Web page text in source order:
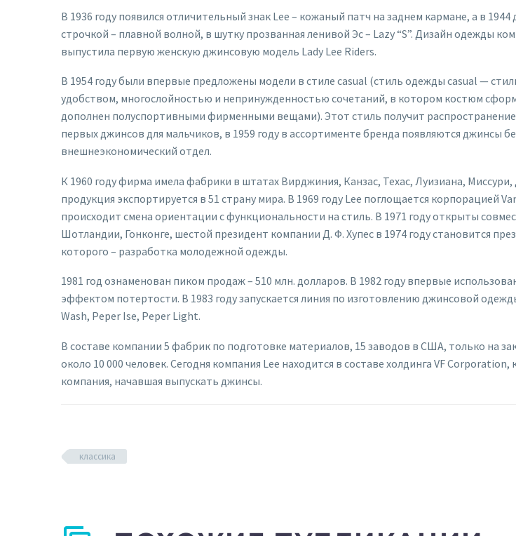
В 1936 году появился отличительный знак Lee – кожаный патч на заднем кармане, а в
строчкой – плавной волной, в шутку прозванная ленивой Эс – Lazy “S”. Дизайн одежды
выпустила первую женскую джинсовую модель Lady Lee Riders.
В 1954 году были впервые предложены модели в стиле casual (стиль одежды casual —
удобством, многослойностью и непринужденностью сочетаний, в котором костюм
дополнен полуспортивными фирменными вещами). Этот стиль получит распространение
первых джинсов для мальчиков, в 1959 году в ассортименте бренда появляются джинсы
внешнеэкономический отдел.
К 1960 году фирма имела фабрики в штатах Вирджиния, Канзас, Техас, Луизиана,
продукция экспортируется в 51 страну мира. В 1969 году Lee поглощается корпорацией
происходит смена ориентации с функциональности на стиль. В 1971 году открыты
Шотландии, Гонконге, шестой президент компании Д. Ф. Хупес в 1974 году становится
которого – разработка молодежной одежды.
1981 год ознаменован пиком продаж – 510 млн. долларов. В 1982 году впервые
эффектом потертости. В 1983 году запускается линия по изготовлению джинсовой
Wash, Peper Ise, Peper Light.
В составе компании 5 фабрик по подготовке материалов, 15 заводов в США, только на
около 10 000 человек. Сегодня компания Lee находится в составе холдинга VF
компания, начавшая выпускать джинсы.
классика